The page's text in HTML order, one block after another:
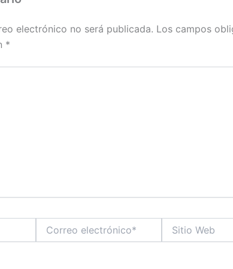
electrónico no será publicada. Los campos
*
electrónico*
Web